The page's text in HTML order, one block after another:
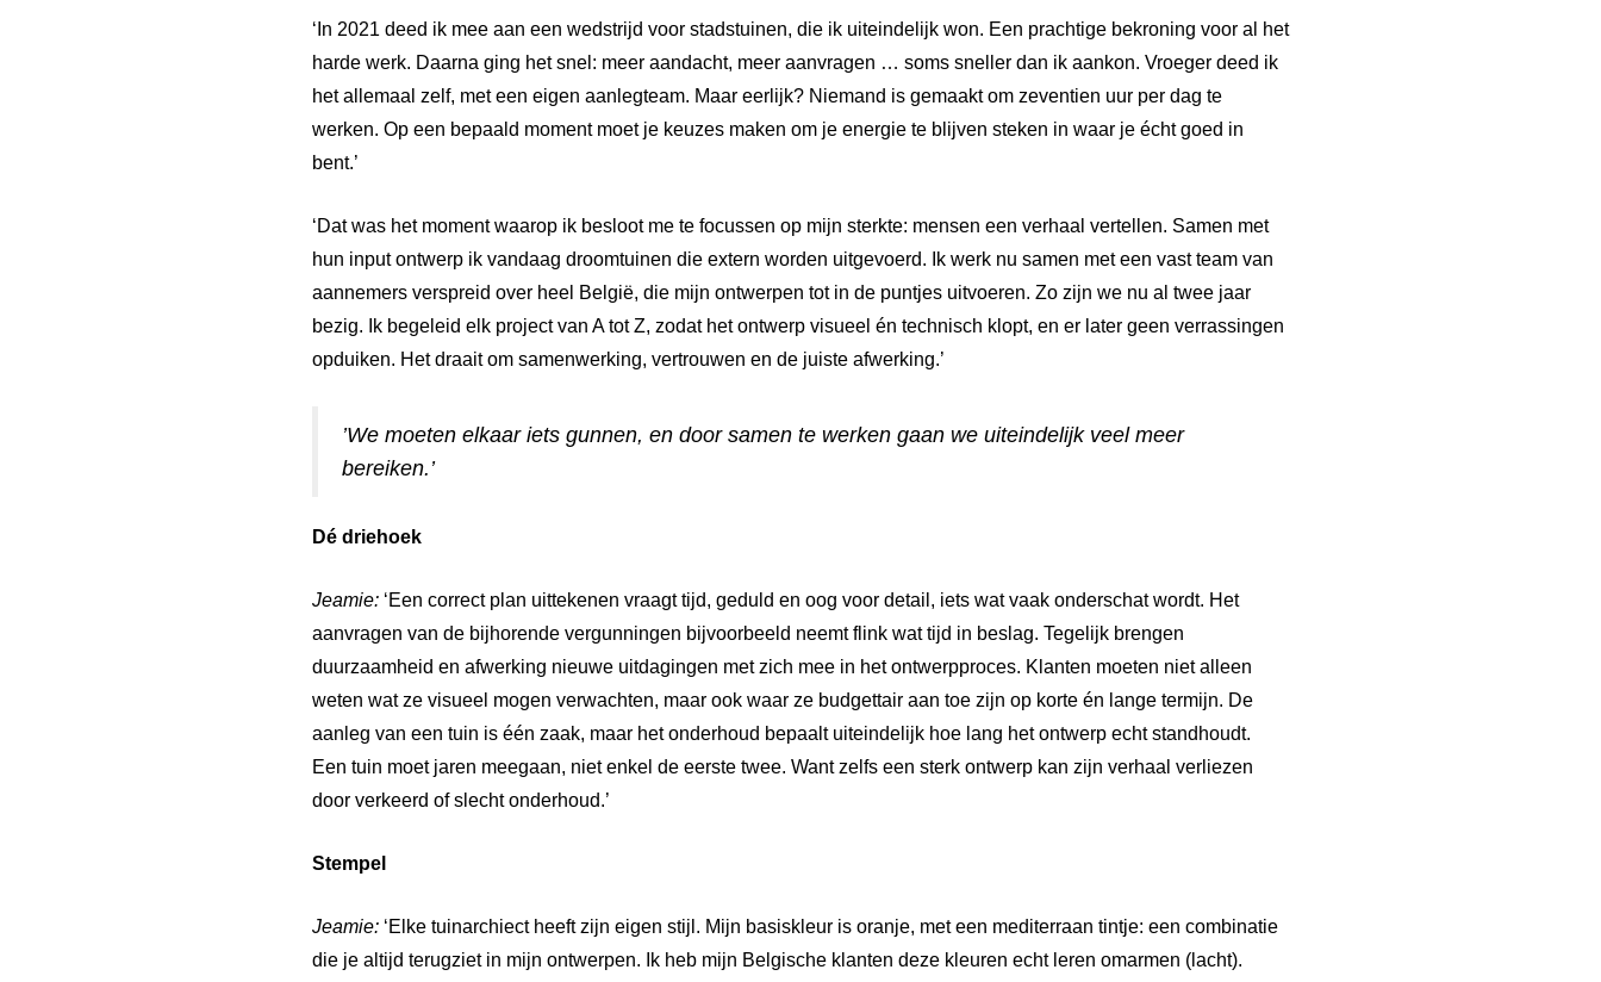
‘In 2021 deed ik mee aan een wedstrijd voor stadstuinen, die ik uiteindelijk won. Een prachtige bekroning voor al het
harde werk. Daarna ging het snel: meer aandacht, meer aanvragen … soms sneller dan ik aankon. Vroeger deed ik
het allemaal zelf, met een eigen aanlegteam. Maar eerlijk? Niemand is gemaakt om zeventien uur per dag te
werken. Op een bepaald moment moet je keuzes maken om je energie te blijven steken in waar je écht goed in
bent.’
‘Dat was het moment waarop ik besloot me te focussen op mijn sterkte: mensen een verhaal vertellen. Samen met
hun input ontwerp ik vandaag droomtuinen die extern worden uitgevoerd. Ik werk nu samen met een vast team van
aannemers verspreid over heel België, die mijn ontwerpen tot in de puntjes uitvoeren. Zo zijn we nu al twee jaar
bezig. Ik begeleid elk project van A tot Z, zodat het ontwerp visueel én technisch klopt, en er later geen verrassingen
opduiken. Het draait om samenwerking, vertrouwen en de juiste afwerking.’
’We moeten elkaar iets gunnen, en door samen te werken gaan we uiteindelijk veel meer
bereiken.’
Dé driehoek
Jeamie: ‘Een correct plan uittekenen vraagt tijd, geduld en oog voor detail, iets wat vaak onderschat wordt. Het
aanvragen van de bijhorende vergunningen bijvoorbeeld neemt flink wat tijd in beslag. Tegelijk brengen
duurzaamheid en afwerking nieuwe uitdagingen met zich mee in het ontwerpproces. Klanten moeten niet alleen
weten wat ze visueel mogen verwachten, maar ook waar ze budgettair aan toe zijn op korte én lange termijn. De
aanleg van een tuin is één zaak, maar het onderhoud bepaalt uiteindelijk hoe lang het ontwerp echt standhoudt.
Een tuin moet jaren meegaan, niet enkel de eerste twee. Want zelfs een sterk ontwerp kan zijn verhaal verliezen
door verkeerd of slecht onderhoud.’
Stempel
Jeamie: ‘Elke tuinarchiect heeft zijn eigen stijl. Mijn basiskleur is oranje, met een mediterraan tintje: een combinatie
die je altijd terugziet in mijn ontwerpen. Ik heb mijn Belgische klanten deze kleuren echt leren omarmen (lacht).